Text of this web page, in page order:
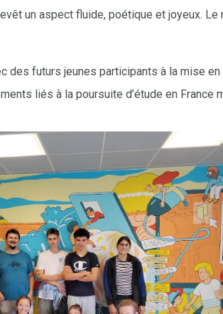
un aspect fluide, poétique et joyeux. Le
des futurs jeunes participants à la mise
liés à la poursuite d’étude en France